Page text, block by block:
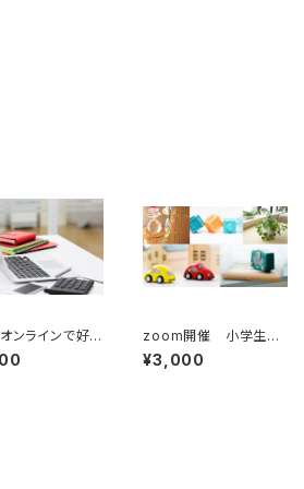
ンラインで好き
業するための
zoom開催 小学生ま
での撮影クラス〜かっこ
いい写真の撮り方〜今
¥3,000